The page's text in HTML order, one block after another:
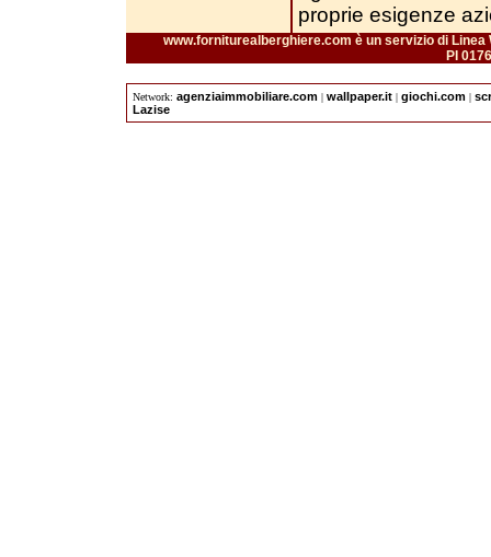
proprie esigenze
www.forniturealberghiere.com è un servizio di Linea
PI
Network: agenziaimmobiliare.com | wallpaper.it | giochi.com |
Lazise